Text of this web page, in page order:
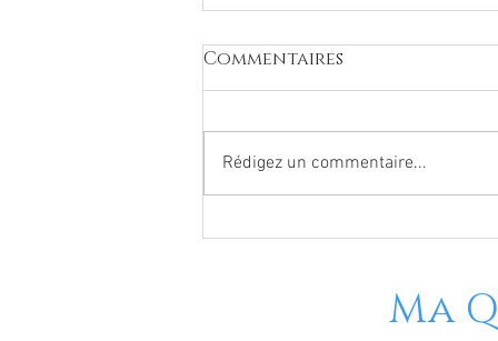
https://
Commentaires
Rédigez un commentaire...
Ma